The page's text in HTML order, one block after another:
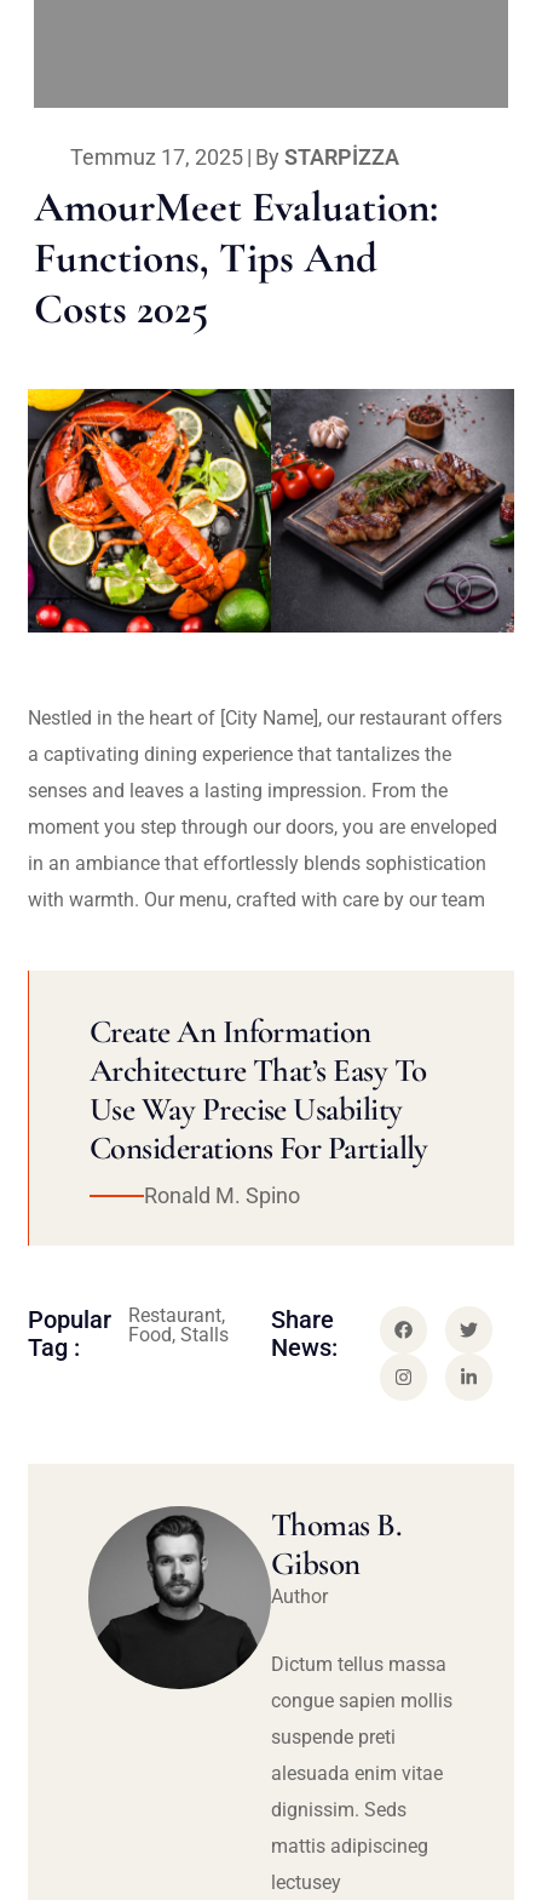
Temmuz 17, 2025| By STARPIZZA
AmourMeet Evaluation:
Functions, Tips And
Costs 2025
Nestled in the heart of [City Name], our restaurant offers
a captivating dining experience that tantalizes the
senses and leaves a lasting impression. From the
moment you step through our doors, you are enveloped
in an ambiance that effortlessly blends sophistication
with warmth. Our menu, crafted with care by our team
Create An Information
Architecture That’s Easy To
Use Way Precise Usability
Considerations For Partially
Ronald M. Spino
Popular
Tag :
Restaurant,
Food, Stalls
Share
News:
Thomas B.
Gibson
Author
Dictum tellus massa
congue sapien mollis
suspende preti
alesuada enim vitae
dignissim. Seds
mattis adipiscineg
lectusey